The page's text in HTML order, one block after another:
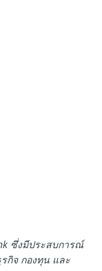
ซึ่งมีประสบการณ์
กิจ กองทุน และ